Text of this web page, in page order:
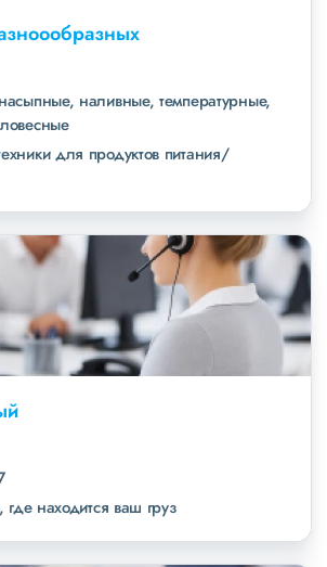
наливные, температурные,
для продуктов питания/
где находится ваш груз